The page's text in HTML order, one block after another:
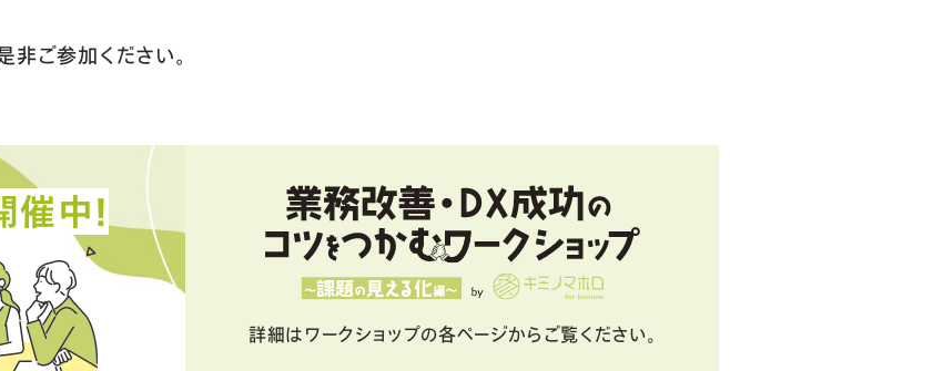
非ご参加ください。
中！
詳細はワークショップの各ページからご覧ください。